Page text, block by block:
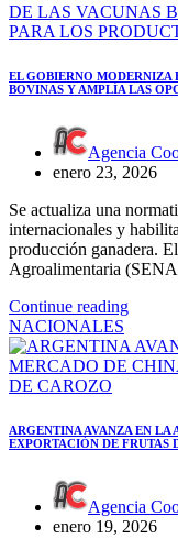
EL GOBIERNO MODERNIZA
BOVINAS Y AMPLÍA LAS
Agencia
enero 23, 2026
Se actualiza una
internacionales y
producción ganadera.
Agroalimentaria
Continue reading
NACIONALES
ARGENTINA AVANZA EN LA
EXPORTACIÓN DE FRUTAS
Agencia
enero 19, 2026